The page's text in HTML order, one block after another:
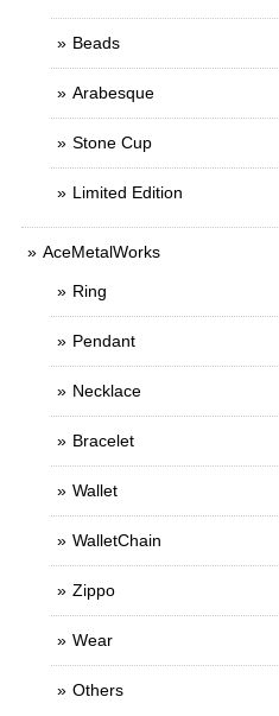
Beads
Arabesque
Stone Cup
Limited Edition
AceMetalWorks
Ring
Pendant
Necklace
Bracelet
Wallet
WalletChain
Zippo
Wear
Others